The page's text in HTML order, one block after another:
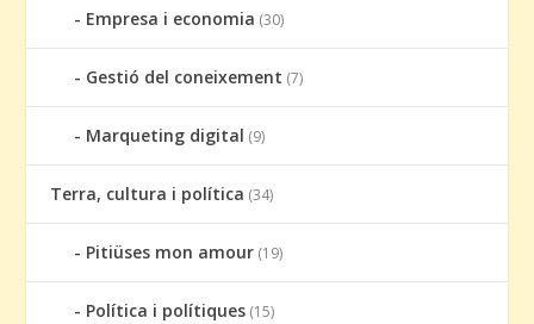
Empresa i economia (30)
Gestió del coneixement (7)
Marqueting digital (9)
Terra, cultura i política (34)
Pitiüses mon amour (19)
Política i polítiques (15)